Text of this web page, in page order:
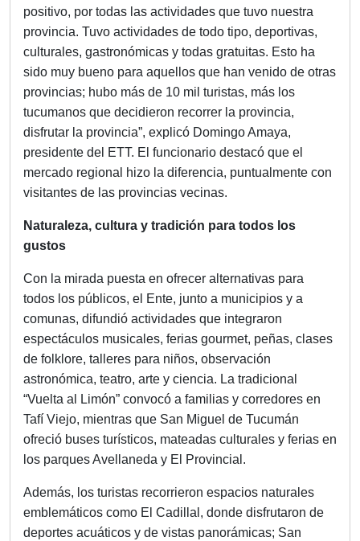
positivo, por todas las actividades que tuvo nuestra
provincia. Tuvo actividades de todo tipo, deportivas,
culturales, gastronómicas y todas gratuitas. Esto ha
sido muy bueno para aquellos que han venido de otras
provincias; hubo más de 10 mil turistas, más los
tucumanos que decidieron recorrer la provincia,
disfrutar la provincia”, explicó Domingo Amaya,
presidente del ETT. El funcionario destacó que el
mercado regional hizo la diferencia, puntualmente con
visitantes de las provincias vecinas.
Naturaleza, cultura y tradición para todos los
gustos
Con la mirada puesta en ofrecer alternativas para
todos los públicos, el Ente, junto a municipios y a
comunas, difundió actividades que integraron
espectáculos musicales, ferias gourmet, peñas, clases
de folklore, talleres para niños, observación
astronómica, teatro, arte y ciencia. La tradicional
“Vuelta al Limón” convocó a familias y corredores en
Tafí Viejo, mientras que San Miguel de Tucumán
ofreció buses turísticos, mateadas culturales y ferias en
los parques Avellaneda y El Provincial.
Además, los turistas recorrieron espacios naturales
emblemáticos como El Cadillal, donde disfrutaron de
deportes acuáticos y de vistas panorámicas; San